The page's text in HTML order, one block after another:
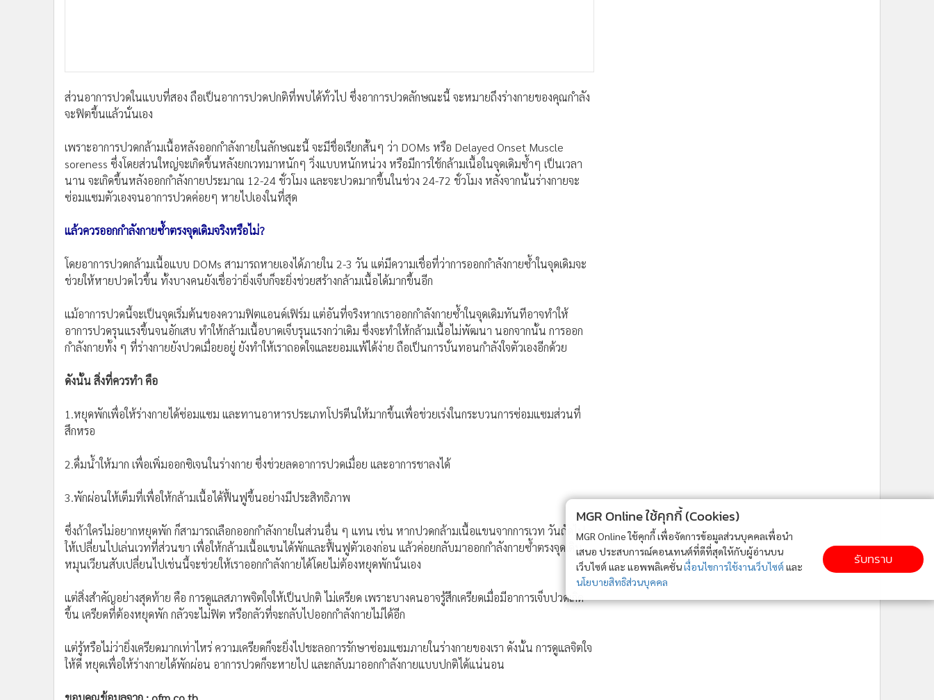
ส่วนอาการปวดในแบบที่สอง ถือเป็นอาการปวดปกติที่พบได้ทั่วไป ซึ่งอาการปวดลักษณะนี้ จะหมายถึงร่างกายของคุณกำลัง
จะฟิตขึ้นแล้วนั่นเอง
เพราะอาการปวดกล้ามเนื้อหลังออกกำลังกายในลักษณะนี้ จะมีชื่อเรียกสั้นๆ ว่า DOMs หรือ Delayed Onset Muscle
soreness ซึ่งโดยส่วนใหญ่จะเกิดขึ้นหลังยกเวทมาหนักๆ วิ่งแบบหนักหน่วง หรือมีการใช้กล้ามเนื้อในจุดเดิมซ้ำๆ เป็นเวลา
นาน จะเกิดขึ้นหลังออกกำลังกายประมาณ 12-24 ชั่วโมง และจะปวดมากขึ้นในช่วง 24-72 ชั่วโมง หลังจากนั้นร่างกายจะ
ซ่อมแซมตัวเองจนอาการปวดค่อยๆ หายไปเองในที่สุด
แล้วควรออกกำลังกายซ้ำตรงจุดเดิมจริงหรือไม่?
โดยอาการปวดกล้ามเนื้อแบบ DOMs สามารถหายเองได้ภายใน 2-3 วัน แต่มีความเชื่อที่ว่าการออกกำลังกายซ้ำในจุดเดิมจะ
ช่วยให้หายปวดไวขึ้น ทั้งบางคนยังเชื่อว่ายิ่งเจ็บก็จะยิ่งช่วยสร้างกล้ามเนื้อได้มากขึ้นอีก
แม้อาการปวดนี้จะเป็นจุดเริ่มต้นของความฟิตแอนด์เฟิร์ม แต่อันที่จริงหากเราออกกำลังกายซ้ำในจุดเดิมทันทีอาจทำให้
อาการปวดรุนแรงขึ้นจนอักเสบ ทำให้กล้ามเนื้อบาดเจ็บรุนแรงกว่าเดิม ซึ่งจะทำให้กล้ามเนื้อไม่พัฒนา นอกจากนั้น การออก
กำลังกายทั้ง ๆ ที่ร่างกายยังปวดเมื่อยอยู่ ยังทำให้เราถอดใจและยอมแพ้ได้ง่าย ถือเป็นการบั่นทอนกำลังใจตัวเองอีกด้วย
ดังนั้น สิ่งที่ควรทำ คือ
1.หยุดพักเพื่อให้ร่างกายได้ซ่อมแซม และทานอาหารประเภทโปรตีนให้มากขึ้นเพื่อช่วยเร่งในกระบวนการซ่อมแซมส่วนที่
สึกหรอ
2.ดื่มน้ำให้มาก เพื่อเพิ่มออกซิเจนในร่างกาย ซึ่งช่วยลดอาการปวดเมื่อย และอาการชาลงได้
3.พักผ่อนให้เต็มที่เพื่อให้กล้ามเนื้อได้ฟื้นฟูขึ้นอย่างมีประสิทธิภาพ
ซึ่งถ้าใครไม่อยากหยุดพัก ก็สามารถเลือกออกกำลังกายในส่วนอื่น ๆ แทน เช่น หากปวดกล้ามเนื้อแขนจากการเวท วันถัดไป
ให้เปลี่ยนไปเล่นเวทที่ส่วนขา เพื่อให้กล้ามเนื้อแขนได้พักและฟื้นฟูตัวเองก่อน แล้วค่อยกลับมาออกกำลังกายซ้ำตรงจุดเดิม
หมุนเวียนสับเปลี่ยนไปเช่นนี้จะช่วยให้เราออกกำลังกายได้โดยไม่ต้องหยุดพักนั่นเอง
แต่สิ่งสำคัญอย่างสุดท้าย คือ การดูแลสภาพจิตใจให้เป็นปกติ ไม่เครียด เพราะบางคนอาจรู้สึกเครียดเมื่อมีอาการเจ็บปวดเกิด
ขึ้น เครียดที่ต้องหยุดพัก กลัวจะไม่ฟิต หรือกลัวที่จะกลับไปออกกำลังกายไม่ได้อีก
แต่รู้หรือไม่ว่ายิ่งเครียดมากเท่าไหร่ ความเครียดก็จะยิ่งไปชะลอการรักษาซ่อมแซมภายในร่างกายของเรา ดังนั้น การดูแลจิตใจ
ให้ดี หยุดเพื่อให้ร่างกายได้พักผ่อน อาการปวดก็จะหายไป และกลับมาออกกำลังกายแบบปกติได้แน่นอน
MGR Online ใช้คุกกี้ (Cookies)
MGR Online ใช้คุกกี้ เพื่อจัดการข้อมูลส่วนบุคคลเพื่อนำ
เสนอ ประสบการณ์คอนเทนต์ที่ดีที่สุดให้กับผู้อ่านบน
เว็บไซต์ และ แอพพลิเคชั่นเงื่อนไขการใช้งานเว็บไซต์ และ
นโยบายสิทธิส่วนบุคคล
รับทราบ